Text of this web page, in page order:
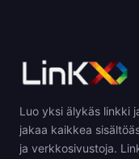
Luo yksi älykäs linkki
jakaa kaikkea
ja verkkosivustoja.